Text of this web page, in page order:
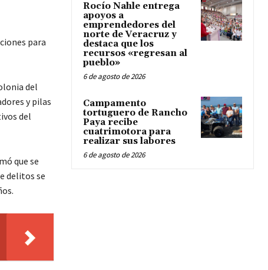
para
del
y pilas
del
que se
delitos se
Rocío Nahle entrega
apoyos a
emprendedores del
norte de Veracruz y
destaca que los
recursos «regresan al
pueblo»
6 de agosto de 2026
Campamento
tortuguero de Rancho
Paya recibe
cuatrimotora para
realizar sus labores
6 de agosto de 2026